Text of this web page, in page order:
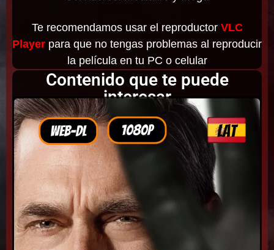
Te recomendamos usar el reproductor VLC
Player para que no tengas problemas al reproducir
la película en tu PC o celular
Contenido que te puede
interesar